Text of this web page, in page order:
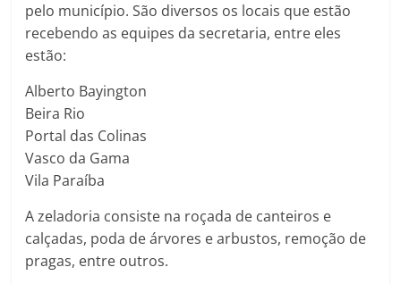
pelo município. São diversos os locais que estão
recebendo as equipes da secretaria, entre eles
estão:
Alberto Bayington
Beira Rio
Portal das Colinas
Vasco da Gama
Vila Paraíba
A zeladoria consiste na roçada de canteiros e
calçadas, poda de árvores e arbustos, remoção de
pragas, entre outros.